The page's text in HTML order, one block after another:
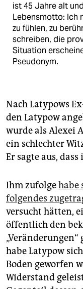
ist 45 Jahre alt
Lebensmotto: Ich
zu fühlen, zu
schreiben, die
Situation
Pseudonym.
Nach Latypows
den Latypow
wurde als Alexei
ein schlechter
Er sagte aus,
Ihm zufolgehabe
folgendes
versucht hätten,
öffentlich den
habe Latypow
Boden geworfen
Widerstand